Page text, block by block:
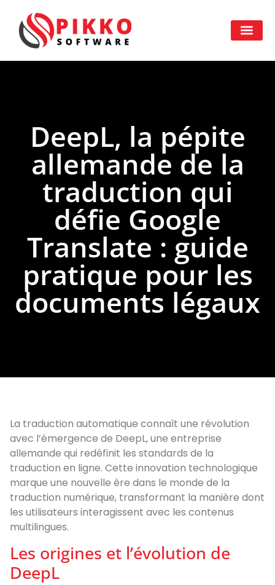
DeepL, la pépite
allemande de la
traduction qui
défie Google
Translate : guide
pratique pour les
documents légaux
La traduction automatique connaît une révolution
avec l’émergence de DeepL, une entreprise
allemande qui redéfinit les standards de la
traduction en ligne. Cette innovation technologique
marque une nouvelle ère dans le monde de la
traduction numérique, transformant la manière dont
les utilisateurs interagissent avec les contenus
multilingues.
Les origines et l’évolution de
DeepL